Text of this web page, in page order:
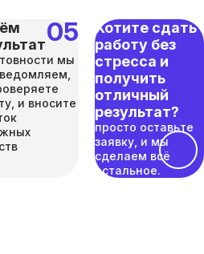
мы
и вносите
Хотите сдать
работу без
стресса и
получить
отличный
результат?
просто оставьте
заявку, и мы
сделаем всё
остальное.